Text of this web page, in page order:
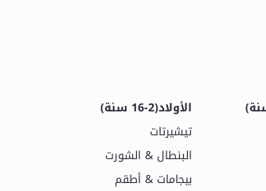
الأولاد(2-16 سنة)
تيشيرتات
البنطال & الشورت
بيجامات & أطقم